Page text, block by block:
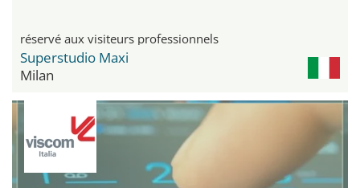
réservé aux visiteurs professionnels
Superstudio Maxi
Milan